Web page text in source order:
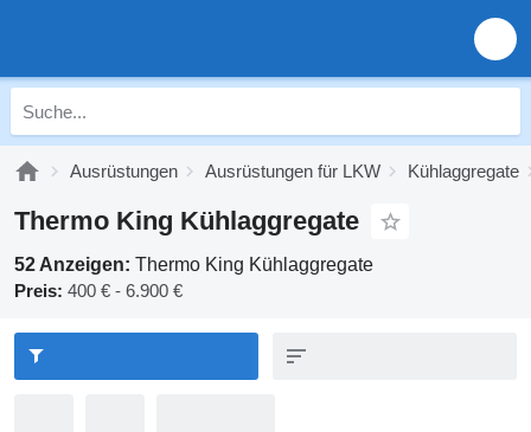
Ausrüstungen Ausrüstungen für LKW Kühlaggregate
Thermo King Kühlaggregate
52 Anzeigen: Thermo King Kühlaggregate
Preis: 400 € - 6.900 €